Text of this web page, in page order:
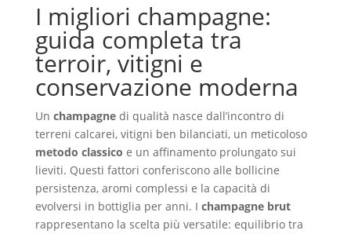
I migliori champagne:
guida completa tra
terroir, vitigni e
conservazione moderna
Un champagnedi qualità nasce dall’incontro di
terreni calcarei, vitigni ben bilanciati, un meticoloso
metodo classico e un affinamento prolungato sui
lieviti. Questi fattori conferiscono alle bollicine
persistenza, aromi complessi e la capacità di
evolversi in bottiglia per anni. I champagne brut
rappresentano la scelta più versatile: equilibrio tra